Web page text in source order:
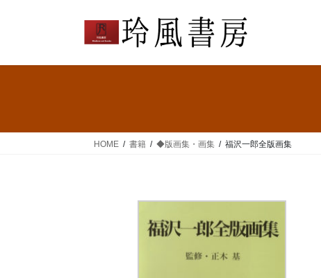
HOME 書籍 ◆版画集・画集 福沢一郎全版画集